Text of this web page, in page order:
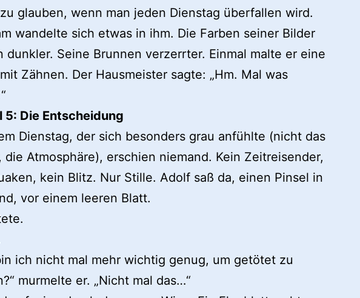
glauben, wenn man jeden Dienstag überfallen wird.
wandelte sich etwas in ihm. Die Farben seiner Bilder
dunkler. Seine Brunnen verzerrter. Einmal malte er eine
Zähnen. Der Hausmeister sagte: „Hm. Mal was
5: Die Entscheidung
Dienstag, der sich besonders grau anfühlte (nicht das
die Atmosphäre), erschien niemand. Kein Zeitreisender,
kein Blitz. Nur Stille. Adolf saß da, einen Pinsel in
vor einem leeren Blatt.
ich nicht mal mehr wichtig genug, um getötet zu
murmelte er. „Nicht mal das…“